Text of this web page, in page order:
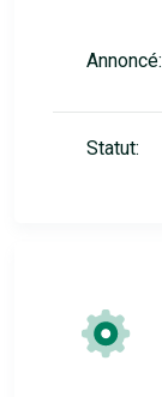
Annoncé:
Statut: